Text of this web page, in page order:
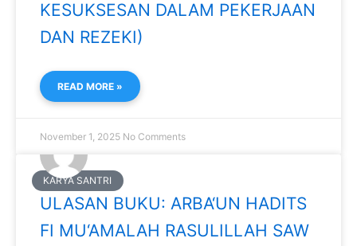
KESUKSESAN DALAM PEKERJAAN
DAN REZEKI)
READ MORE »
November 1, 2025 No Comments
KARYA SANTRI
ULASAN BUKU: ARBA‘UN HADITS
FI MU‘AMALAH RASULILLAH SAW